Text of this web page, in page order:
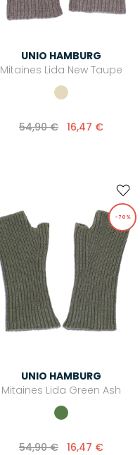
UNIO HAMBURG
Mitaines Lida New Taupe
54,90 € 16,47 €
-70%
UNIO HAMBURG
Mitaines Lida Green Ash
54,90 € 16,47 €